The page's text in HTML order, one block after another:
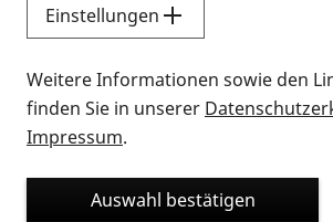
Vorlesen
Alle
Sie möchten
Erklärvideos
Einstellungen
Weitere Informationen sowie den
finden Sie in unserer
Impressum.
Auswahl bestätigen